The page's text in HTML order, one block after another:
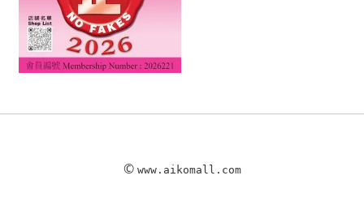
© www.aikomall.com